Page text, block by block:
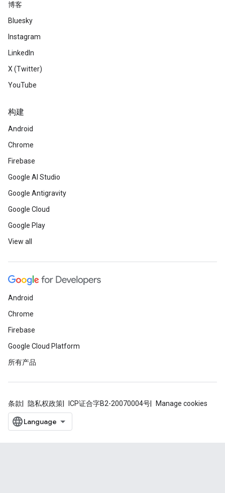
博客
Bluesky
Instagram
LinkedIn
X (Twitter)
YouTube
构建
Android
Chrome
Firebase
Google AI Studio
Google Antigravity
Google Cloud
Google Play
View all
Android
Chrome
Firebase
Google Cloud Platform
所有产品
条款 隐私权政策 ICP证合字B2-20070004号 Manage cookies